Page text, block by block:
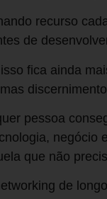
recurso
de
fica ainda
pessoa
negócio
que não
de